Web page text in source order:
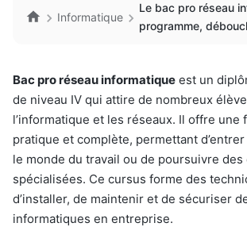
Informatique
Le bac pro réseau
programme,
Bac pro réseau informatique est un
de niveau IV qui attire de nombreux
l’informatique et les réseaux. Il offre une
pratique et complète, permettant
le monde du travail ou de poursuivre des
spécialisées. Ce cursus forme des
d’installer, de maintenir et de sécuriser
informatiques en entreprise.